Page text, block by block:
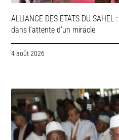
ALLIANCE DES ETATS DU
dans l’attente d’un miracle
4 août 2026